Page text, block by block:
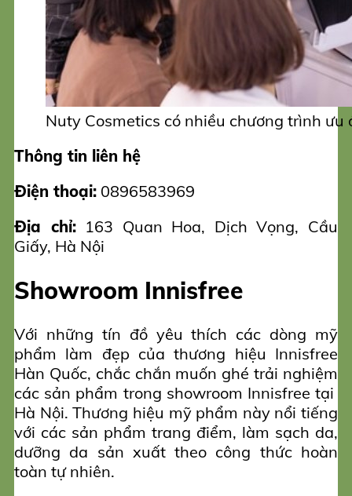
Nuty Cosmetics có nhiều chương trình
Thông tin liên hệ
Điện thoại: 0896583969
Địa chỉ:163 Quan Hoa, Dịch Vọng, Cầu
Giấy, Hà Nội
Showroom Innisfree
Với những tín đồ yêu thích các dòng mỹ
phẩm làm đẹp của thương hiệu Innisfree
Hàn Quốc, chắc chắn muốn ghé trải nghiệm
các sản phẩm trong showroom Innisfree tại
Hà Nội. Thương hiệu mỹ phẩm này nổi tiếng
với các sản phẩm trang điểm, làm sạch da,
dưỡng da sản xuất theo công thức hoàn
toàn tự nhiên.